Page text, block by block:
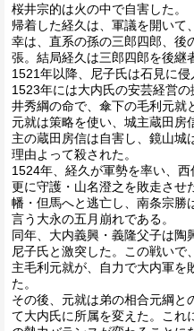
桜井宗的は火の中で自害した。
帰着した経久は、軍議を開いて
幸は、直系の孫の三郎四郎、後
張。結局経久は三郎四郎を後継
1521年以降、尼子氏は石見に侵
1523年には大内氏の安芸経営
井秀綱の命で、傘下の毛利元就
元就は策略を使い、城主蔵田房
主の蔵田房信は自害し、鏡山城
理由よって殺された。
1524年、経久が軍勢を率い、西
更に守護・山名澄之を敗走させ
幡・但馬へと逃亡し、南条宗勝
言う大永の五月崩れである。
同年、大内義興・義隆父子は陶
尼子氏と激突した。この戦い
主毛利元就が、自力で大内軍を
た。
その後、元就は弟の相合元綱と
て大内氏に所属を変えた。これ